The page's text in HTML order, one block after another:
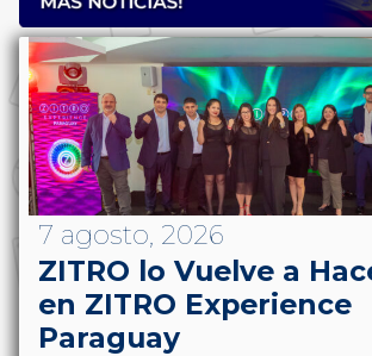
7 agosto, 2026
ZITRO lo Vuelve a
en ZITRO Experience
Paraguay